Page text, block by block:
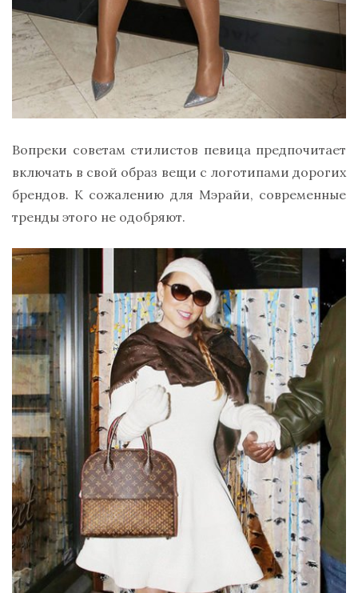
Вопреки советам стилистов певица предпочитает
включать в свой образ вещи с логотипами дорогих
брендов. К сожалению для Мэрайи, современные
тренды этого не одобряют.